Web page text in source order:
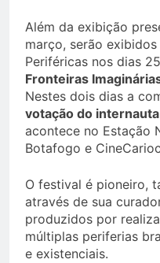
Além da exibição
março, serão
Periféricas nos dias
Fronteiras
Nestes dois dias a
votação do internauta
acontece no Estação
Botafogo e
O festival é pioneiro,
através de sua
produzidos por
múltiplas periferias
e existenciais.